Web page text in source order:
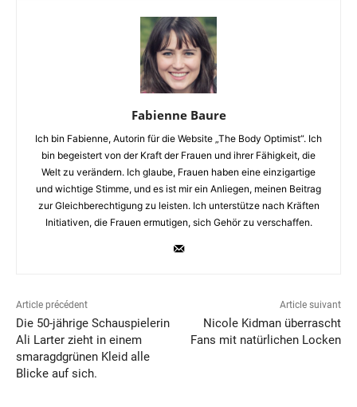
Fabienne Baure
Ich bin Fabienne, Autorin für die Website „The Body Optimist“. Ich
bin begeistert von der Kraft der Frauen und ihrer Fähigkeit, die
Welt zu verändern. Ich glaube, Frauen haben eine einzigartige
und wichtige Stimme, und es ist mir ein Anliegen, meinen Beitrag
zur Gleichberechtigung zu leisten. Ich unterstütze nach Kräften
Initiativen, die Frauen ermutigen, sich Gehör zu verschaffen.
Article précédent
Die 50-jährige Schauspielerin
Ali Larter zieht in einem
smaragdgrünen Kleid alle
Blicke auf sich.
Article suivant
Nicole Kidman überrascht
Fans mit natürlichen Locken